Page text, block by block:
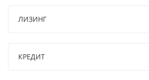
ЛИЗИНГ
КРЕДИТ